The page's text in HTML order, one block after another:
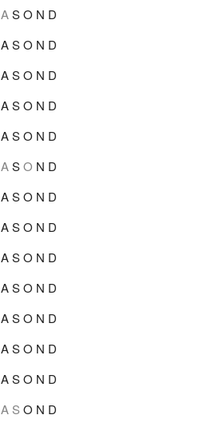
ASO N D
ASO N D
ASO N D
ASO N D
ASO N D
ASO N D
ASO N D
ASO N D
ASO N D
ASO N D
ASO N D
ASO N D
ASO N D
A S O N D